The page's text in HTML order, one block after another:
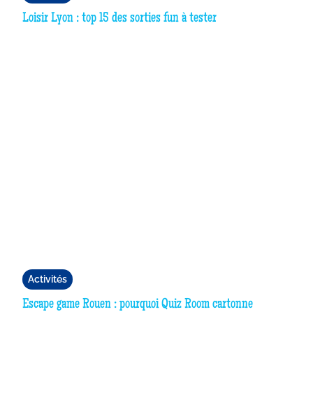
Loisir Lyon : top 15 des sorties fun à tester
Activités
Escape game Rouen : pourquoi Quiz Room cartonne